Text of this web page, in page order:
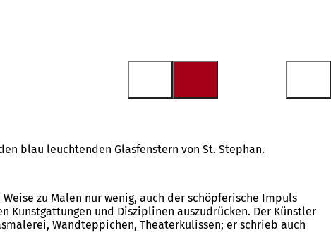
blau leuchtenden Glasfenstern von St. Stephan.
zu Malen nur wenig, auch der schöpferische Impuls
und Disziplinen auszudrücken. Der Künstler
Wandteppichen, Theaterkulissen; er schrieb auch